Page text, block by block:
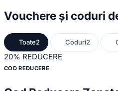
Vouchere și coduri
Toate2 Coduri2
20% REDUCERE
COD REDUCERE